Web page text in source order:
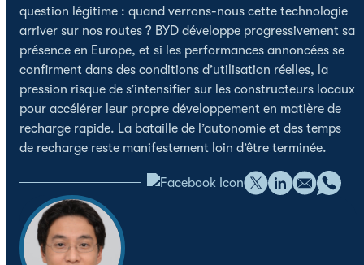
question légitime : quand verrons-nous cette technologie
arriver sur nos routes ? BYD développe progressivement sa
présence en Europe, et si les performances annoncées se
confirment dans des conditions d’utilisation réelles, la
pression risque de s’intensifier sur les constructeurs locaux
pour accélérer leur propre développement en matière de
recharge rapide. La bataille de l’autonomie et des temps
de recharge reste manifestement loin d’être terminée.